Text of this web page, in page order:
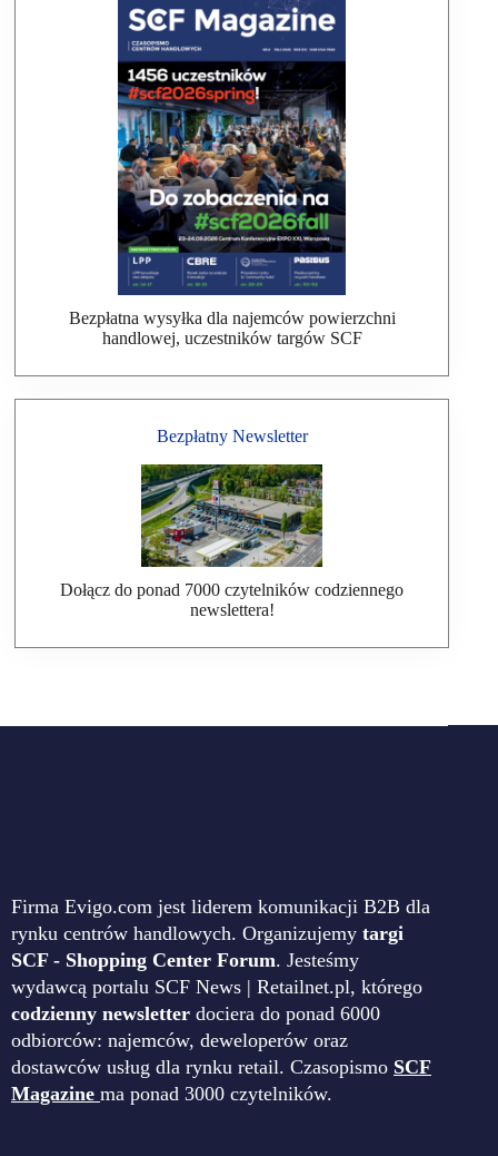
Bezpłatna wysyłka dla najemców powierzchni
handlowej, uczestników targów SCF
Bezpłatny Newsletter
Dołącz do ponad 7000 czytelników codziennego
newslettera!
Firma Evigo.com jest liderem komunikacji B2B dla
rynku centrów handlowych. Organizujemy targi
SCF - Shopping Center Forum. Jesteśmy
wydawcą portalu SCF News | Retailnet.pl, którego
codzienny newsletter dociera do ponad 6000
odbiorców: najemców, deweloperów oraz
dostawców usług dla rynku retail. Czasopismo SCF
Magazine ma ponad 3000 czytelników.